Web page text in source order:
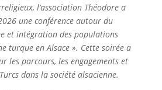
l’association Théodore a
une conférence autour du
et intégration des populations
turque en Alsace ». Cette soirée a
les parcours, les engagements et
dans la société alsacienne.